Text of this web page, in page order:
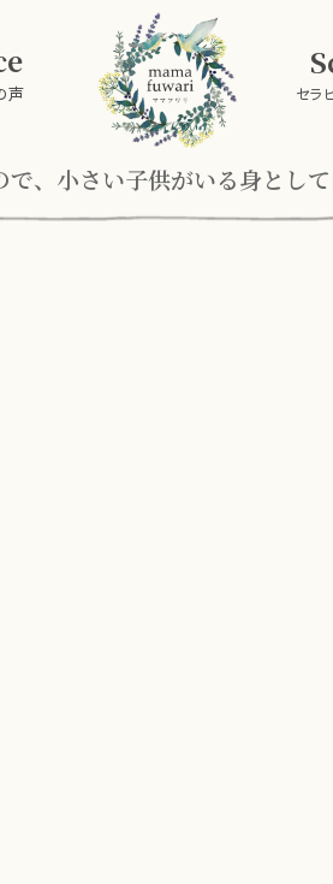
声 セラ
で、小さい子供がいる身とし